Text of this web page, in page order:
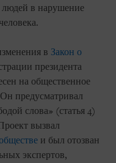
людей в нарушение
в Закон о
президента
на общественное
предусматривал
слова» (статья 4)
вызвал
и был отозван
экспертов,